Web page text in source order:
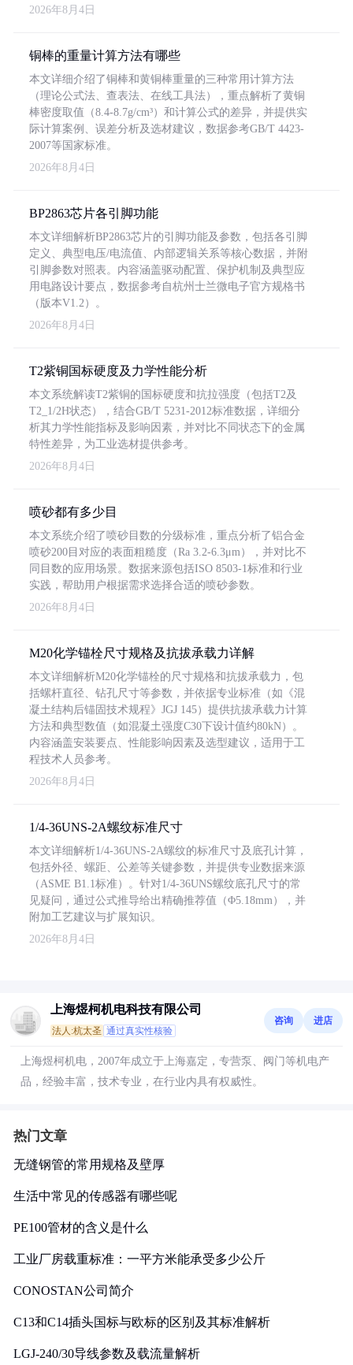
2026年8月4日
铜棒的重量计算方法有哪些
本文详细介绍了铜棒和黄铜棒重量的三种常用计算方法
（理论公式法、查表法、在线工具法），重点解析了黄铜
棒密度取值（8.4-8.7g/cm³）和计算公式的差异，并提供实
际计算案例、误差分析及选材建议，数据参考GB/T 4423-
2007等国家标准。
2026年8月4日
BP2863芯片各引脚功能
本文详细解析BP2863芯片的引脚功能及参数，包括各引脚
定义、典型电压/电流值、内部逻辑关系等核心数据，并附
引脚参数对照表。内容涵盖驱动配置、保护机制及典型应
用电路设计要点，数据参考自杭州士兰微电子官方规格书
（版本V1.2）。
2026年8月4日
T2紫铜国标硬度及力学性能分析
本文系统解读T2紫铜的国标硬度和抗拉强度（包括T2及
T2_1/2H状态），结合GB/T 5231-2012标准数据，详细分
析其力学性能指标及影响因素，并对比不同状态下的金属
特性差异，为工业选材提供参考。
2026年8月4日
喷砂都有多少目
本文系统介绍了喷砂目数的分级标准，重点分析了铝合金
喷砂200目对应的表面粗糙度（Ra 3.2-6.3μm），并对比不
同目数的应用场景。数据来源包括ISO 8503-1标准和行业
实践，帮助用户根据需求选择合适的喷砂参数。
2026年8月4日
M20化学锚栓尺寸规格及抗拔承载力详解
本文详细解析M20化学锚栓的尺寸规格和抗拔承载力，包
括螺杆直径、钻孔尺寸等参数，并依据专业标准（如《混
凝土结构后锚固技术规程》JGJ 145）提供抗拔承载力计算
方法和典型数值（如混凝土强度C30下设计值约80kN）。
内容涵盖安装要点、性能影响因素及选型建议，适用于工
程技术人员参考。
2026年8月4日
1/4-36UNS-2A螺纹标准尺寸
本文详细解析1/4-36UNS-2A螺纹的标准尺寸及底孔计算，
包括外径、螺距、公差等关键参数，并提供专业数据来源
（ASME B1.1标准）。针对1/4-36UNS螺纹底孔尺寸的常
见疑问，通过公式推导给出精确推荐值（Φ5.18mm），并
附加工艺建议与扩展知识。
2026年8月4日
上海煜柯机电科技有限公司
法人:杭太圣 通过真实性核验
咨询 进店
上海煜柯机电，2007年成立于上海嘉定，专营泵、阀门等机电产
品，经验丰富，技术专业，在行业内具有权威性。
热门文章
无缝钢管的常用规格及壁厚
生活中常见的传感器有哪些呢
PE100管材的含义是什么
工业厂房载重标准：一平方米能承受多少公斤
CONOSTAN公司简介
C13和C14插头国标与欧标的区别及其标准解析
LGJ-240/30导线参数及载流量解析